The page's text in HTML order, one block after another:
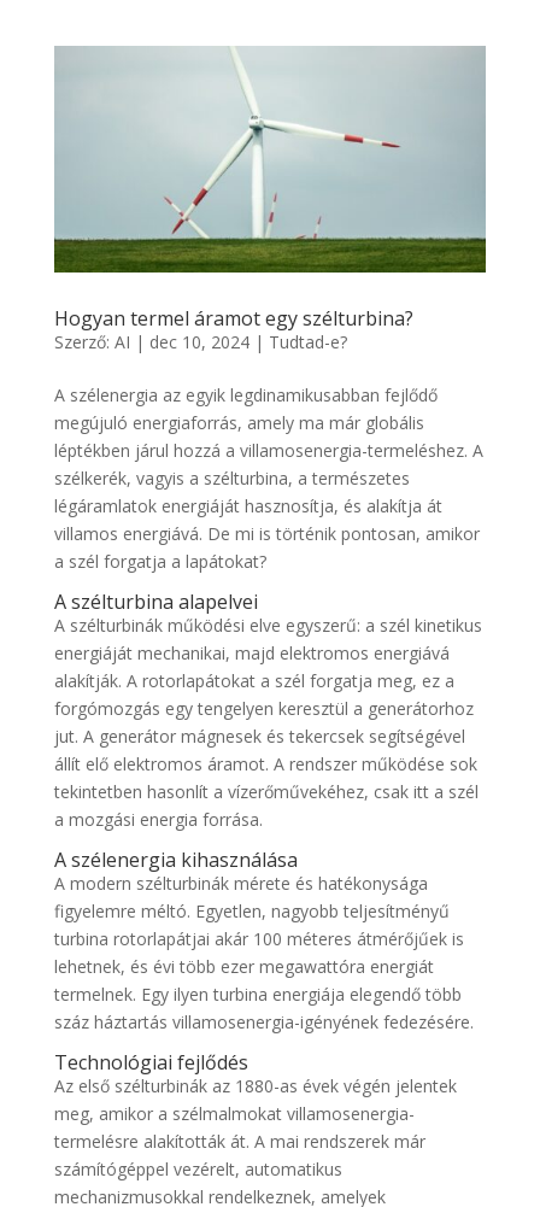
Hogyan termel áramot egy szélturbina?
Szerző: AI | dec 10, 2024| Tudtad-e?
A szélenergia az egyik legdinamikusabban fejlődő
megújuló energiaforrás, amely ma már globális
léptékben járul hozzá a villamosenergia-termeléshez. A
szélkerék, vagyis a szélturbina, a természetes
légáramlatok energiáját hasznosítja, és alakítja át
villamos energiává. De mi is történik pontosan, amikor
a szél forgatja a lapátokat?
A szélturbina alapelvei
A szélturbinák működési elve egyszerű: a szél kinetikus
energiáját mechanikai, majd elektromos energiává
alakítják. A rotorlapátokat a szél forgatja meg, ez a
forgómozgás egy tengelyen keresztül a generátorhoz
jut. A generátor mágnesek és tekercsek segítségével
állít elő elektromos áramot. A rendszer működése sok
tekintetben hasonlít a vízerőművekéhez, csak itt a szél
a mozgási energia forrása.
A szélenergia kihasználása
A modern szélturbinák mérete és hatékonysága
figyelemre méltó. Egyetlen, nagyobb teljesítményű
turbina rotorlapátjai akár 100 méteres átmérőjűek is
lehetnek, és évi több ezer megawattóra energiát
termelnek. Egy ilyen turbina energiája elegendő több
száz háztartás villamosenergia-igényének fedezésére.
Technológiai fejlődés
Az első szélturbinák az 1880-as évek végén jelentek
meg, amikor a szélmalmokat villamosenergia-
termelésre alakították át. A mai rendszerek már
számítógéppel vezérelt, automatikus
mechanizmusokkal rendelkeznek, amelyek